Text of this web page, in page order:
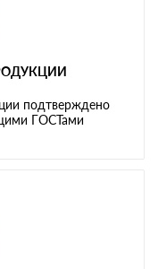
подтверждено
ГОСТами